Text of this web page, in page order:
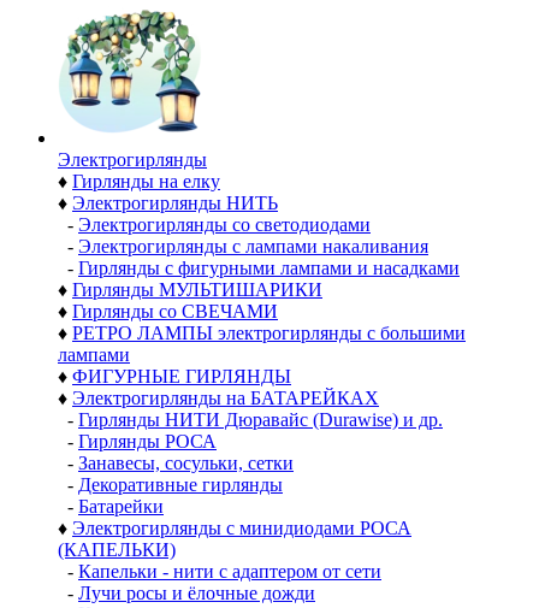
Электро­гирлянды
♦ Гирлянды на елку
♦ Электрогирлянды НИТЬ
- Электрогирлянды со светодиодами
- Электрогирлянды с лампами накаливания
- Гирлянды с фигурными лампами и насадками
♦ Гирлянды МУЛЬТИШАРИКИ
♦ Гирлянды со СВЕЧАМИ
♦ РЕТРО ЛАМПЫ электрогирлянды с большими
лампами
♦ ФИГУРНЫЕ ГИРЛЯНДЫ
♦ Электрогирлянды на БАТАРЕЙКАХ
- Гирлянды НИТИ Дюравайс (Durawise) и др.
- Гирлянды РОСА
- Занавесы, сосульки, сетки
- Декоративные гирлянды
- Батарейки
♦ Электрогирлянды с минидиодами РОСА
(КАПЕЛЬКИ)
- Капельки - нити с адаптером от сети
- Лучи росы и ёлочные дожди